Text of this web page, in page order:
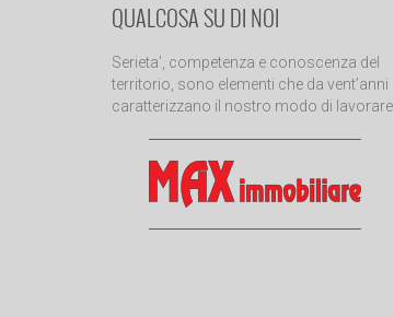
QUALCOSA SU DI NOI
Serieta’, competenza e conoscenza del
territorio, sono elementi che da vent’anni
caratterizzano il nostro modo di lavorare.